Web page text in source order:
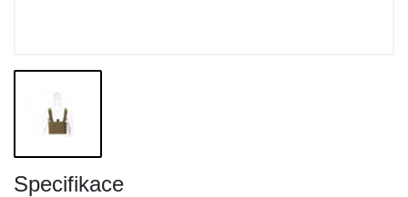
Specifikace